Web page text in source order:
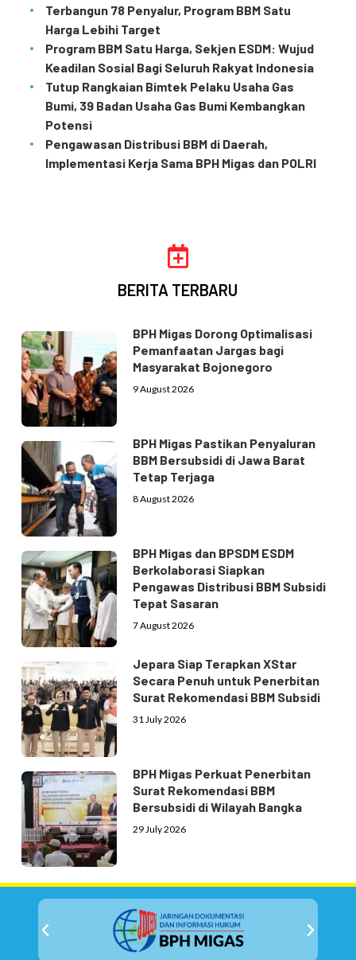
Terbangun 78 Penyalur, Program BBM Satu
Harga Lebihi Target
Program BBM Satu Harga, Sekjen ESDM: Wujud
Keadilan Sosial Bagi Seluruh Rakyat Indonesia
Tutup Rangkaian Bimtek Pelaku Usaha Gas
Bumi, 39 Badan Usaha Gas Bumi Kembangkan
Potensi
Pengawasan Distribusi BBM di Daerah,
Implementasi Kerja Sama BPH Migas dan POLRI
BERITA TERBARU
BPH Migas Dorong Optimalisasi
Pemanfaatan Jargas bagi
Masyarakat Bojonegoro
9 August 2026
BPH Migas Pastikan Penyaluran
BBM Bersubsidi di Jawa Barat
Tetap Terjaga
8 August 2026
BPH Migas dan BPSDM ESDM
Berkolaborasi Siapkan
Pengawas Distribusi BBM Subsidi
Tepat Sasaran
7 August 2026
Jepara Siap Terapkan XStar
Secara Penuh untuk Penerbitan
Surat Rekomendasi BBM Subsidi
31 July 2026
BPH Migas Perkuat Penerbitan
Surat Rekomendasi BBM
Bersubsidi di Wilayah Bangka
29 July 2026